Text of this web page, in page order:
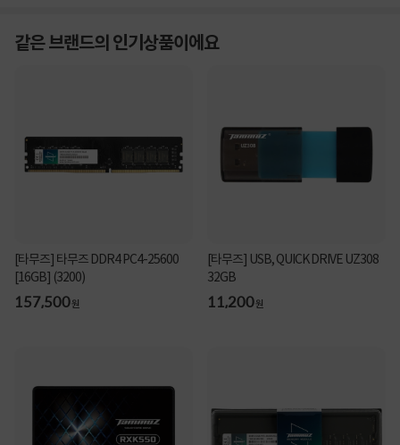
같은 브랜드의 인기상품이에요
[타무즈] 타무즈 DDR4 PC4-25600
[16GB] (3200)
157,500원
[타무즈] USB, QUICK DRIVE UZ308
32GB
11,200원